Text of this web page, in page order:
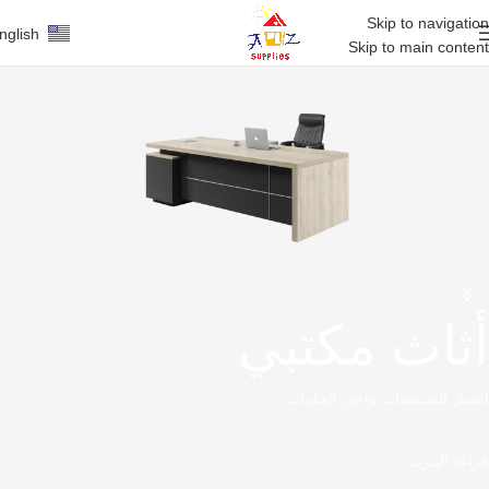
Skip to navigation
Skip to main content